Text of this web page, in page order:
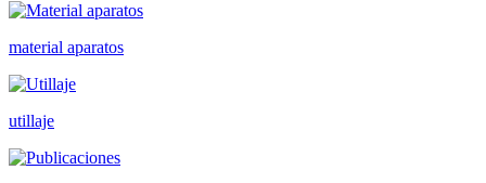
material aparatos
utillaje